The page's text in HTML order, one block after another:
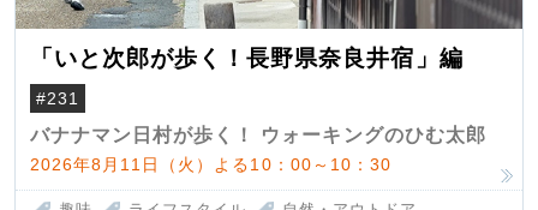
「いと次郎が歩く！長野県奈良井宿」編
#231
バナナマン日村が歩く！ ウォーキングのひむ太郎
2026年8月11日（火）よる10：00～10：30